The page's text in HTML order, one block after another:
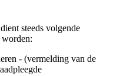
steeds volgende
worden:
- (vermelding van de